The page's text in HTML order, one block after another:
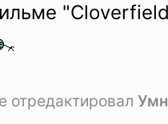
отредактировал